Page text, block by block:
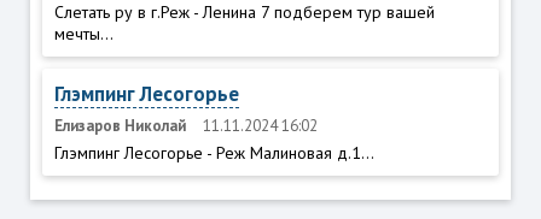
Слетать ру в г.Реж - Ленина 7 подберем тур вашей
мечты...
Глэмпинг Лесогорье
Елизаров Николай 11.11.2024 16:02
Глэмпинг Лесогорье - Реж Малиновая д.1...